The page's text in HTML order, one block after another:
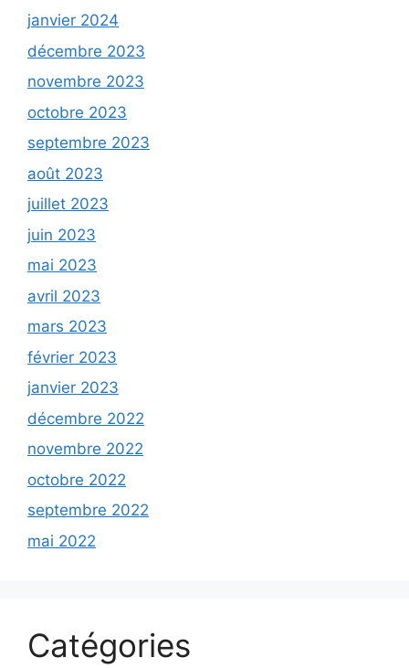
janvier 2024
décembre 2023
novembre 2023
octobre 2023
septembre 2023
août 2023
juillet 2023
juin 2023
mai 2023
avril 2023
mars 2023
février 2023
janvier 2023
décembre 2022
novembre 2022
octobre 2022
septembre 2022
mai 2022
Catégories